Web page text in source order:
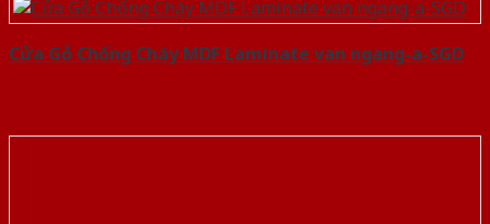
Cửa Gỗ Chống Cháy MDF Laminate van ngang-a-SGD